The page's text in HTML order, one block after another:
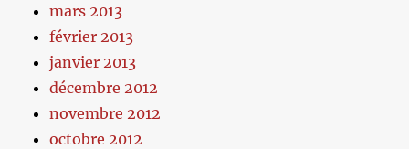
mars 2013
février 2013
janvier 2013
décembre 2012
novembre 2012
octobre 2012